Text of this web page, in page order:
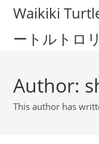
Waikiki
ートルトロ
Author:
This author has